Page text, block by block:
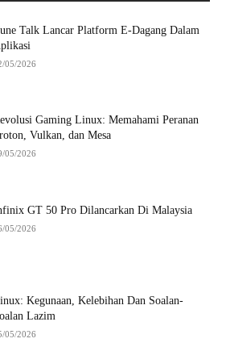
Talk Lancar Platform E-Dagang Dalam
05/2026
Gaming Linux: Memahami Peranan
Vulkan, dan Mesa
05/2026
GT 50 Pro Dilancarkan Di Malaysia
05/2026
Kegunaan, Kelebihan Dan Soalan-
Lazim
05/2026